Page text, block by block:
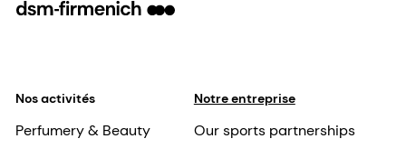
Nos activités
Perfumery & Beauty
Notre entreprise
Our sports partnerships